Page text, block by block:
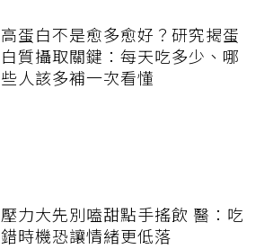
高蛋白不是愈多愈好？研究揭蛋
白質攝取關鍵：每天吃多少、哪
些人該多補一次看懂
壓力大先別嗑甜點手搖飲 醫：吃
錯時機恐讓情緒更低落